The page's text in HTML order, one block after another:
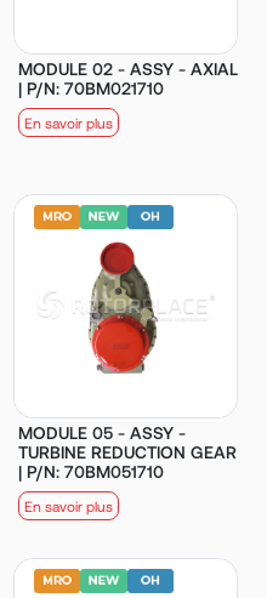
MODULE 02 - ASSY - AXIAL
| P/N: 70BM021710
En savoir plus
MODULE 05 - ASSY -
TURBINE REDUCTION GEAR
| P/N: 70BM051710
En savoir plus